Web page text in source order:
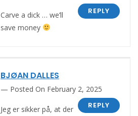
REPLY
Carve a dick … we’ll
save money
BJØAN DALLES
Posted On February 2, 2025
REPLY
Jeg er sikker på, at der